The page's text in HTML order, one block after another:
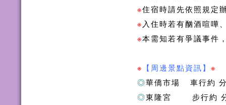
※住宿時請先依照規定
※ 入住時若有酗酒喧嘩
※本需知若有爭議事件
※ 【周邊景點資訊】 ※
◎華僑市場 車行約
◎東隆宮 步行約